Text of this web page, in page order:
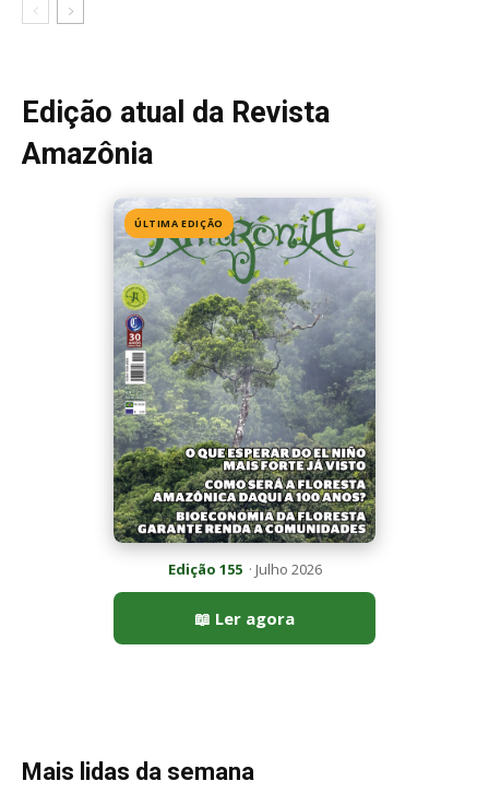
Edição 155· Julho 2026
📖 Ler agora
Mais lidas da semana
Peixe-lua emerge horizontalmente na superfície oceânica para
permitir que aves marinhas removam ectoparasitas